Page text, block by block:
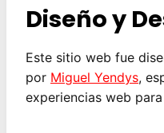
Diseño y
Este sitio web fue
por Miguel Yendys,
experiencias web